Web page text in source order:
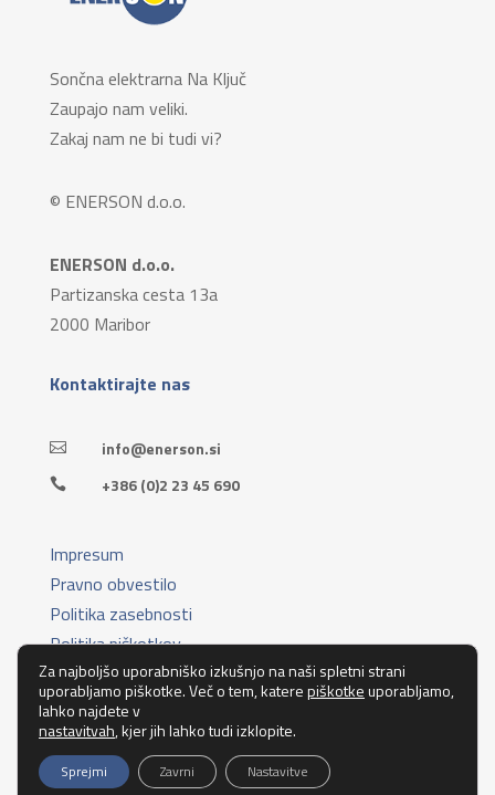
Sončna elektrarna Na Ključ
Zaupajo nam veliki.
Zakaj nam ne bi tudi vi?
© ENERSON d.o.o.
ENERSON d.o.o.
Partizanska cesta 13a
2000 Maribor
Kontaktirajte nas
 info@enerson.si
 +386 (0)2 23 45 690
Impresum
Pravno obvestilo
Politika zasebnosti
Politika piškotkov
Splošni pogoji poslovanja
General terms & Conditions
Za najboljšo uporabniško izkušnjo na naši spletni strani
uporabljamo piškotke. Več o tem, katerepiškotkeuporabljamo,
lahko najdete v
nastavitvah, kjer jih lahko tudi izklopite.
Sprejmi Zavrni Nastavitve